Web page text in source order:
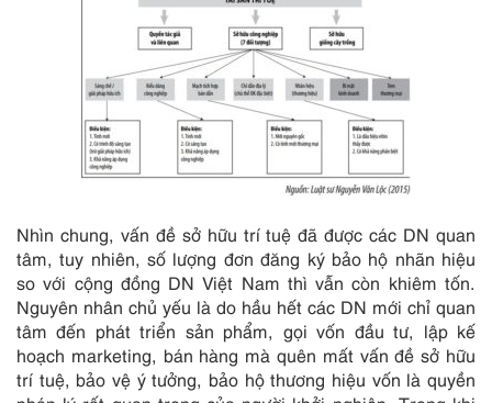
Nhìn chung, vấn đề sở hữu trí tuệ đã được các DN quan
tâm, tuy nhiên, số lượng đơn đăng ký bảo hộ nhãn hiệu
so với cộng đồng DN Việt Nam thì vẫn còn khiêm tốn.
Nguyên nhân chủ yếu là do hầu hết các DN mới chỉ quan
tâm đến phát triển sản phẩm, gọi vốn đầu tư, lập kế
hoạch marketing, bán hàng mà quên mất vấn đề sở hữu
trí tuệ, bảo vệ ý tưởng, bảo hộ thương hiệu vốn là quyền